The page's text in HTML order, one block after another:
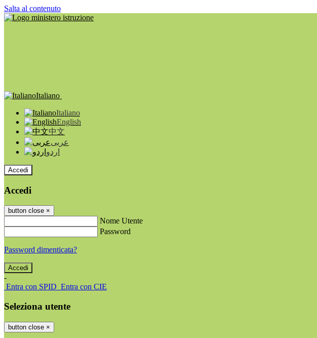
Salta al contenuto
Italiano
Italiano
English
中文
عربى
اردو
Accedi
Accedi
button close ×
Nome Utente
Password
Password dimenticata?
-
Entra con SPID Entra con CIE
Seleziona utente
button close ×